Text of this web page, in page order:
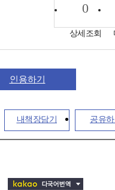
0
상세조회
인용하기
내책장담기 공유